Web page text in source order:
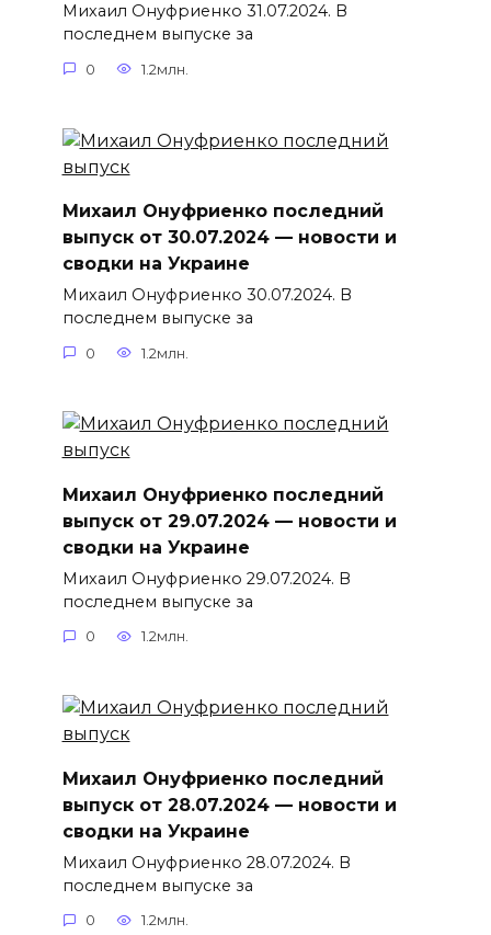
Михаил Онуфриенко 31.07.2024. В
последнем выпуске за
0 1.2млн.
Михаил Онуфриенко последний
выпуск от 30.07.2024 — новости и
сводки на Украине
Михаил Онуфриенко 30.07.2024. В
последнем выпуске за
0 1.2млн.
Михаил Онуфриенко последний
выпуск от 29.07.2024 — новости и
сводки на Украине
Михаил Онуфриенко 29.07.2024. В
последнем выпуске за
0 1.2млн.
Михаил Онуфриенко последний
выпуск от 28.07.2024 — новости и
сводки на Украине
Михаил Онуфриенко 28.07.2024. В
последнем выпуске за
0 1.2млн.